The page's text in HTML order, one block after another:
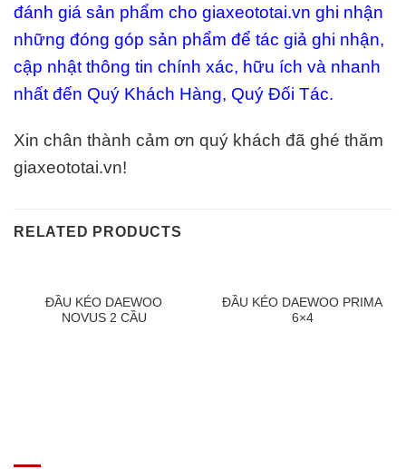
đánh giá sản phẩm cho giaxeototai.vn ghi nhận
những đóng góp sản phẩm để tác giả ghi nhận,
cập nhật thông tin chính xác, hữu ích và nhanh
nhất đến Quý Khách Hàng, Quý Đối Tác.
Xin chân thành cảm ơn quý khách đã ghé thăm
giaxeototai.vn!
RELATED PRODUCTS
ĐẦU KÉO DAEWOO
NOVUS 2 CẦU
ĐẦU KÉO DAEWOO PRIMA
6×4